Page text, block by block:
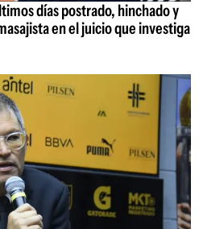
días postrado, hinchado y
en el juicio que investiga